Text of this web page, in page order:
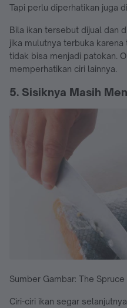
Tapi perlu diperhatikan juga
Bila ikan tersebut dijual dan
jika mulutnya terbuka
tidak bisa menjadi patokan.
memperhatikan ciri lainnya.
5. Sisiknya Masih
Sumber Gambar: The Spruce
Ciri-ciri ikan segar